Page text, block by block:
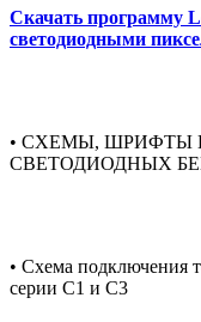
Скачать программу
светодиодными
• СХЕМЫ, ШРИФТЫ
СВЕТОДИОДНЫХ
• Схема подключения
серии С1 и С3